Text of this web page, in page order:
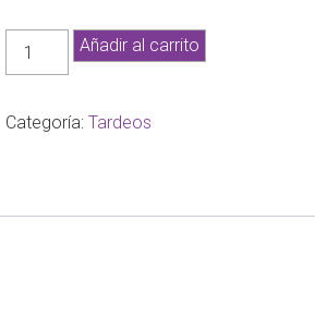
Tardeo
&
Añadir al carrito
Categoría: Tardeos